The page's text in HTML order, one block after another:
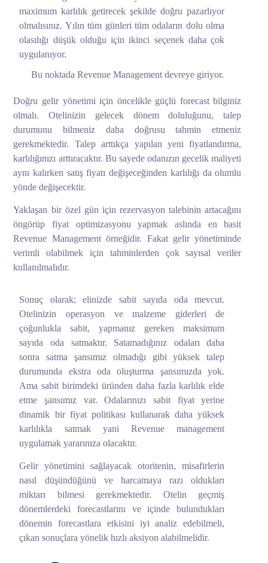
maximum karlılık getirecek şekilde doğru pazarlıyor
olmalısınız. Yılın tüm günleri tüm odaların dolu olma
olasılığı düşük olduğu için ikinci seçenek daha çok
uygulanıyor.
Bu noktada Revenue Management devreye giriyor.
Doğru gelir yönetimi için öncelikle güçlü forecast bilginiz
olmalı. Otelinizin gelecek dönem doluluğunu, talep
durumunu bilmeniz daha doğrusu tahmin etmeniz
gerekmektedir. Talep arttıkça yapılan yeni fiyatlandırma,
karlılığınızı arttıracaktır. Bu sayede odanızın gecelik maliyeti
aynı kalırken satış fiyatı değişeceğinden karlılığı da olumlu
yönde değişecektir.
Yaklaşan bir özel gün için rezervasyon talebinin artacağını
öngörüp fiyat optimizasyonu yapmak aslında en basit
Revenue Management örneğidir. Fakat gelir yönetiminde
verimli olabilmek için tahminlerden çok sayısal veriler
kullanılmalıdır.
Sonuç olarak; elinizde sabit sayıda oda mevcut.
Otelinizin operasyon ve malzeme giderleri de
çoğunlukla sabit, yapmanız gereken maksimum
sayıda oda satmaktır. Satamadığınız odaları daha
sonra satma şansımız olmadığı gibi yüksek talep
durumunda ekstra oda oluşturma şansımızda yok.
Ama sabit birimdeki üründen daha fazla karlılık elde
etme şansımız var. Odalarınızı sabit fiyat yerine
dinamik bir fiyat politikası kullanarak daha yüksek
karlılıkla satmak yani Revenue management
uygulamak yararınıza olacaktır.
Gelir yönetimini sağlayacak otoritenin, misafirlerin
nasıl düşündüğünü ve harcamaya razı oldukları
miktarı bilmesi gerekmektedir. Otelin geçmiş
dönemlerdeki forecastlarını ve içinde bulundukları
dönemin forecastlara etkisini iyi analiz edebilmeli,
çıkan sonuçlara yönelik hızlı aksiyon alabilmelidir.